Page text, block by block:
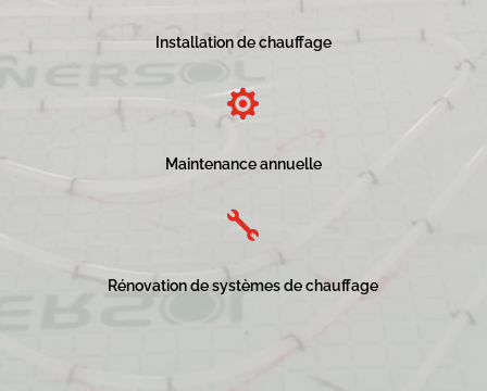
Installation de chauffage

Maintenance annuelle

Rénovation de systèmes de chauffage